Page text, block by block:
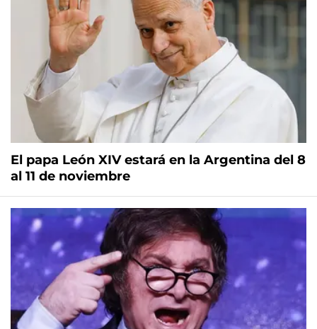
El papa León XIV estará en la Argentina del 8
al 11 de noviembre